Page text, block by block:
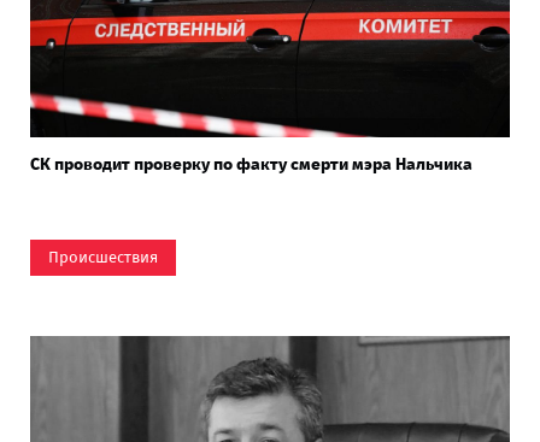
СК проводит проверку по факту смерти мэра Нальчика
Происшествия